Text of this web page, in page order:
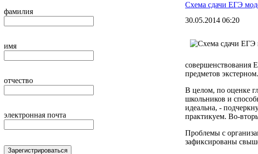
фамилия
имя
отчество
электронная почта
Зарегистрироваться
Схема сдачи ЕГЭ
30.05.2014 06:20
совершенствования
предметов экстерном.
В целом, по оценке
школьников и
идеальна, -
практикуем. Во-
Проблемы с
зафиксированы